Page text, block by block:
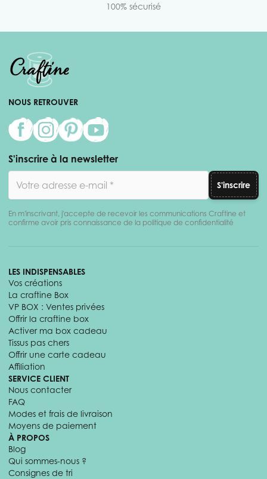
100% sécurisé
NOUS RETROUVER
S'inscrire à la newsletter
S'inscrire
En m'inscrivant, j'accepte de recevoir les communications Craftine et
confirme avoir pris connaissance de la politique de confidentialité
LES INDISPENSABLES
Vos créations
La craftine Box
VP BOX : Ventes privées
Offrir la craftine box
Activer ma box cadeau
Tissus pas chers
Offrir une carte cadeau
Affiliation
SERVICE CLIENT
Nous contacter
FAQ
Modes et frais de livraison
Moyens de paiement
À PROPOS
Blog
Qui sommes-nous ?
Consignes de tri